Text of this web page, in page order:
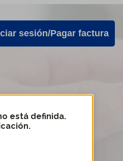
sesión/Pagar factura
está definida.